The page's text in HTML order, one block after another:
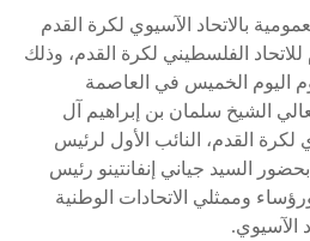
بالاتحاد الآسيوي لكرة القدم
الفلسطيني لكرة القدم، وذلك
اليوم الخميس في العاصمة
معالي الشيخ سلمان بن إبراهيم آل
لكرة القدم، النائب الأول لرئيس
بحضور السيد جياني إنفانتينو رئيس
وممثلي الاتحادات الوطنية
الآسيوي.